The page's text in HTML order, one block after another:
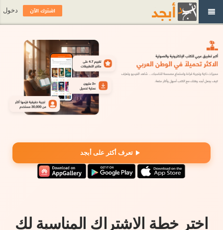
تعرف أكثر على أبجد
اختر خطة الاشتراك المناسبة لك
اشترك الآن دخول